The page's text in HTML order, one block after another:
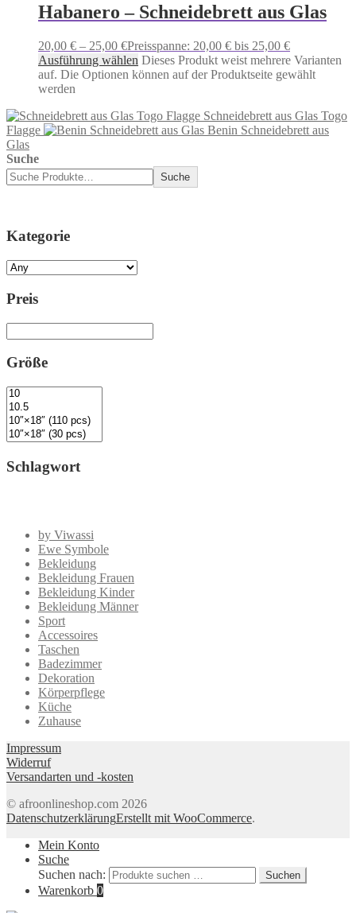
Habanero – Schneidebrett aus Glas
20,00 € – 25,00 €Preisspanne: 20,00 € bis 25,00 €
Ausführung wählen Dieses Produkt weist mehrere Varianten
auf. Die Optionen können auf der Produktseite gewählt
werden
Schneidebrett aus Glas Togo
Flagge
Benin Schneidebrett aus
Glas
Suche
Suche
Kategorie
Preis
Größe
Schlagwort
by Viwassi
Ewe Symbole
Bekleidung
Bekleidung Frauen
Bekleidung Kinder
Bekleidung Männer
Sport
Accessoires
Taschen
Badezimmer
Dekoration
Körperpflege
Küche
Zuhause
Impressum
Widerruf
Versandarten und -kosten
© afroonlineshop.com 2026
DatenschutzerklärungErstellt mit WooCommerce.
Mein Konto
Suche
Suchen nach:
Suchen
Warenkorb 0